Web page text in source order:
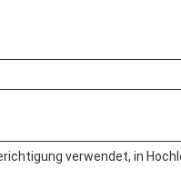
verwendet, in